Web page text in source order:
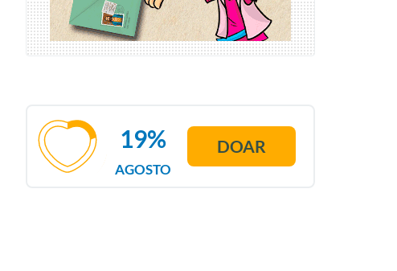
AGOSTO
19% DOAR